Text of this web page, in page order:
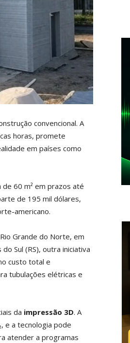
convencional. A
horas, promete
em países como
60 m² em prazos até
de 195 mil dólares,
americano.
Grande do Norte, em
Sul (RS), outra iniciativa
custo total e
tubulações elétricas e
da impressão 3D. A
e a tecnologia pode
atender a programas